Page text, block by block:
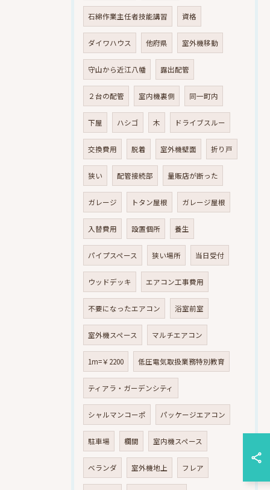
石綿作業主任者技能講習 資格
ダイワハウス 他府県 室外機移動
守山から近江八幡 露出配管
２台の配管 室内機裏側 同一町内
下屋 ハシゴ 木 ドライブスルー
交換費用 脱着 室外機壁面 折り戸
狭い 配管接続部 量販店が断った
ガレージ トタン屋根 ガレージ屋根
入替費用 設置個所 養生
パイプスペース 狭い場所 当日受付
ウッドデッキ エアコン工事費用
不要になったエアコン 浴室前室
室外機スペース マルチエアコン
1m=￥2200 低圧電気取扱業務特別教育
ティアラ・ガーデンシティ
シャルマンコーポ パッケージエアコン
駐車場 欄間 室内機スペース
ベランダ 室外機地上 フレア